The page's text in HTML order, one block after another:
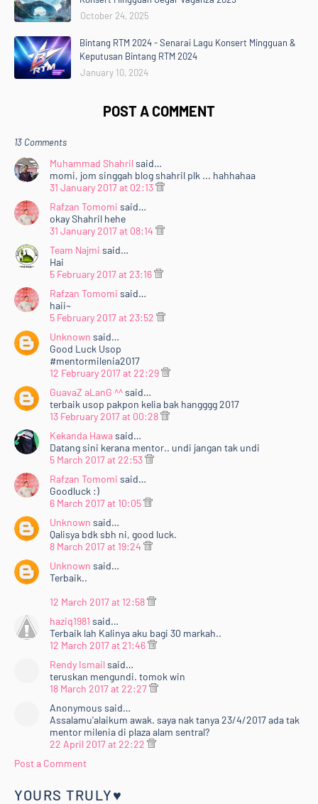
October 24, 2025
Bintang RTM 2024 - Senarai Lagu Konsert Mingguan &
Keputusan Bintang RTM 2024
January 10, 2024
POST A COMMENT
13 Comments
Muhammad Shahril said…
momi, jom singgah blog shahril plk ... hahhahaa
31 January 2017 at 02:13
Rafzan Tomomi said…
okay Shahril hehe
31 January 2017 at 08:14
Team Najmi said…
Hai
5 February 2017 at 23:16
Rafzan Tomomi said…
haii~
5 February 2017 at 23:52
Unknown said…
Good Luck Usop
#mentormilenia2017
12 February 2017 at 22:29
GuavaZ aLanG ^^said…
terbaik usop pakpon kelia bak hangggg 2017
13 February 2017 at 00:28
Kekanda Hawasaid…
Datang sini kerana mentor.. undi jangan tak undi
5 March 2017 at 22:53
Rafzan Tomomi said…
Goodluck :)
6 March 2017 at 10:05
Unknown said…
Qalisya bdk sbh ni, good luck.
8 March 2017 at 19:24
Unknown said…
Terbaik..
12 March 2017 at 12:58
haziq1981 said…
Terbaik lah Kalinya aku bagi 30 markah..
12 March 2017 at 21:46
Rendy Ismail said…
teruskan mengundi. tomok win
18 March 2017 at 22:27
Anonymous said…
Assalamu'alaikum awak. saya nak tanya 23/4/2017 ada tak
mentor milenia di plaza alam sentral?
22 April 2017 at 22:22
Post a Comment
YOURS TRULY♥